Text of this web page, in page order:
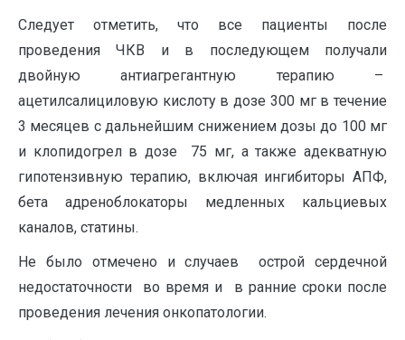
Следует отметить, что все пациенты после
проведения ЧКВ и в последующем получали
двойную антиагрегантную терапию –
ацетилсалициловую кислоту в дозе 300 мг в течение
3 месяцев с дальнейшим снижением дозы до 100 мг
и клопидогрел в дозе 75 мг, а также адекватную
гипотензивную терапию, включая ингибиторы АПФ,
бета адреноблокаторы медленных кальциевых
каналов, статины.
Не было отмечено и случаев острой сердечной
недостаточности во время и в ранние сроки после
проведения лечения онкопатологии.